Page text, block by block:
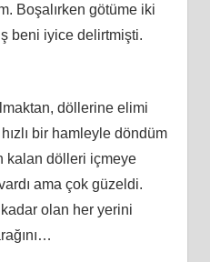
Boşalırken götüme iki
beni iyice delirtmişti.
döllerine elimi
bir hamleyle döndüm
kalan dölleri içmeye
ama çok güzeldi.
kadar olan her yerini